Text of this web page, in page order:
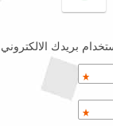
بريدك الالكتروني